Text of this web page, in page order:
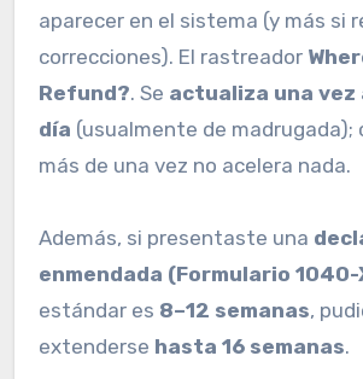
aparecer en el sistema (y más si
correcciones). El rastreador
Refund?. Se actualiza una vez
día (usualmente de madrugada);
más de una vez no acelera nada.
Además, si presentaste una
enmendada (Formulario 1040-
estándar es 8–12 semanas,
extenderse hasta 16 semanas.